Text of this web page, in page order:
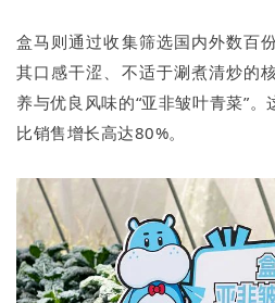
盒马则通过收集筛选国内外数百
其口感干涩、不适于涮煮清炒的
养与优良风味的“亚非皱叶青菜”
比销售增长高达80%。